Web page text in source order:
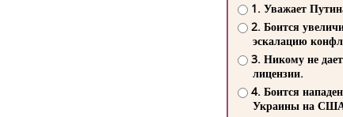
1. Уважает
2. Боится
эскалацию
3. Никому не
лицензии.
4. Боится
Украины на